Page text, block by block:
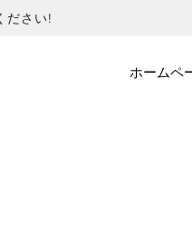
ださい!
ホームペ